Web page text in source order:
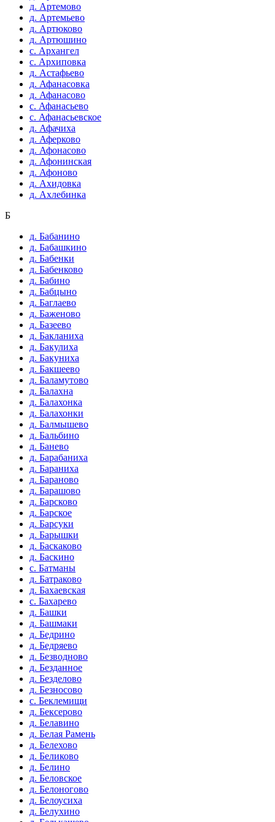
д. Артемово
д. Артемьево
д. Артюково
д. Артюшино
с. Архангел
с. Архиповка
д. Астафьево
д. Афанасовка
д. Афанасово
с. Афанасьево
с. Афанасьевское
д. Афачиха
д. Аферково
д. Афонасово
д. Афонинская
д. Афоново
д. Ахидовка
д. Ахлебинка
Б
д. Бабанино
д. Бабашкино
д. Бабенки
д. Бабенково
д. Бабино
д. Бабцыно
д. Баглаево
д. Баженово
д. Базеево
д. Бакланиха
д. Бакулиха
д. Бакуниха
д. Бакшеево
д. Баламутово
д. Балахна
д. Балахонка
д. Балахонки
д. Балмышево
д. Бальбино
д. Банево
д. Барабаниха
д. Бараниха
д. Бараново
д. Барашово
д. Барсково
д. Барское
д. Барсуки
д. Барышки
д. Баскаково
д. Баскино
с. Батманы
д. Батраково
д. Бахаевская
с. Бахарево
д. Башки
д. Башмаки
д. Бедрино
д. Бедряево
д. Безводново
д. Безданное
д. Безделово
д. Безносово
с. Беклемищи
д. Бексерово
д. Белавино
д. Белая Рамень
д. Белехово
д. Беликово
д. Белино
д. Беловское
д. Белоногово
д. Белоусиха
д. Белухино